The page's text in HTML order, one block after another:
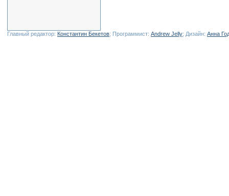
Главный редактор: Константин Бекетов; Программист: Andrew Jelly; Дизайн: Анна